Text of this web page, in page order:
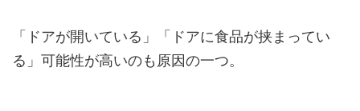
「ドアが開いている」「ドアに食品が挟まってい
る」可能性が高いのも原因の一つ。